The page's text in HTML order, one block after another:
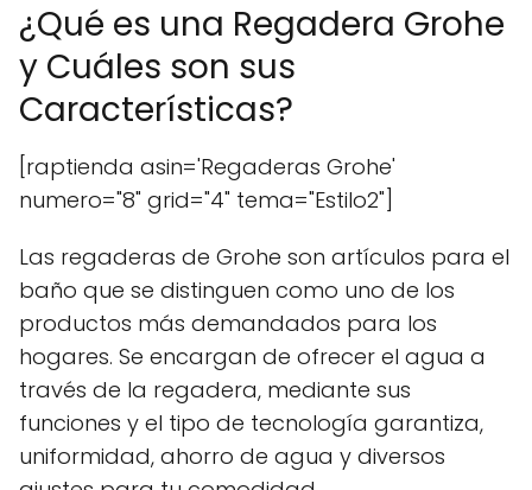
¿Qué es una Regadera Grohe
y Cuáles son sus
Características?
[raptienda asin='Regaderas Grohe'
numero="8" grid="4" tema="Estilo2"]
Las regaderas de Grohe son artículos para el
baño que se distinguen como uno de los
productos más demandados para los
hogares. Se encargan de ofrecer el agua a
través de la regadera, mediante sus
funciones y el tipo de tecnología garantiza,
uniformidad, ahorro de agua y diversos